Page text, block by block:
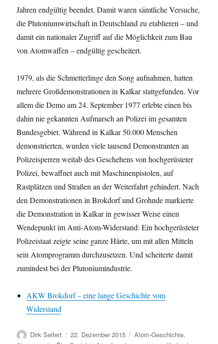
Jahren endgültig beendet. Damit waren sämtliche Versuche,
die Plutoniumwirtschaft in Deutschland zu etablieren – und
damit ein nationaler Zugriff auf die Möglichkeit zum Bau
von Atomwaffen – endgültig gescheitert.
1979, als die Schmetterlinge den Song aufnahmen, hatten
mehrere Großdemonstrationen in Kalkar stattgefunden. Vor
allem dieDemo am 24. September 1977 erlebte einen bis
dahin nie gekannten Aufmarsch an Polizei im gesamten
Bundesgebiet. Während in Kalkar 50.000 Menschen
demonstrierten, wurden viele tausend Demonstranten an
Polizeisperren weitab des Geschehens von hochgerüsteter
Polizei, bewaffnet auch mit Maschinenpistolen, auf
Rastplätzen und Straßen an der Weiterfahrt gehindert. Nach
den Demonstrationen in Brokdorf und Grohnde markierte
die Demonstration in Kalkar in gewisser Weise einen
Wendepunkt im Anti-Atom-Widerstand: Ein hochgerüsteter
Polizeistaat zeigte seine ganze Härte, um mit allen Mitteln
sein Atomprogramm durchzusetzen. Und scheiterte damit
zumindest bei der Plutoniumindustrie.
AKW Brokdorf – eine lange Geschichte vom
Widerstand
Autor
Dirk Seifert
Veröffentlicht
22. Dezember 2015 Kategorien
Atom-Geschichte,